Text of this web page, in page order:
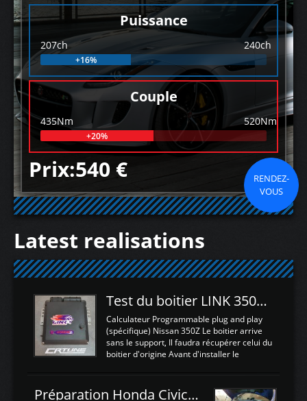
Puissance
207ch 240ch
+16%
Couple
435Nm 520Nm
+20%
Prix:540 €
RENDEZ-
VOUS
Latest realisations
Test du boitier LINK 350Z Plugin ECU
Calculateur Programmable plug and play
(spécifique) Nissan 350Z Le boitier arrive
sans le support, Il faudra récupérer celui du
boitier d'origine Avant d'installer le
d'envoyer l'information de la large bande
Préparation Honda Civic Type R FK2